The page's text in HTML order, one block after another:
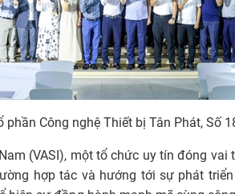
Công nghệ Thiết bị Tân Phát, Số
(VASI), một tổ chức uy tín đóng
hợp tác và hướng tới sự phát